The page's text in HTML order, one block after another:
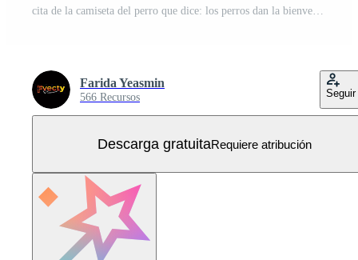
cita de la camiseta del perro que dice: los perros dan la bienvenida a las personas toleradas. camisa amante de los perros Vector Gratis
Farida Yeasmin
566 Recursos Seguir
Descarga gratuitaRequiere atribución